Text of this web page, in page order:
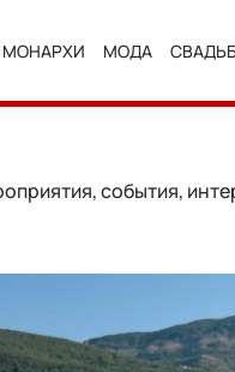
МОНАРХИ МОДА
события,